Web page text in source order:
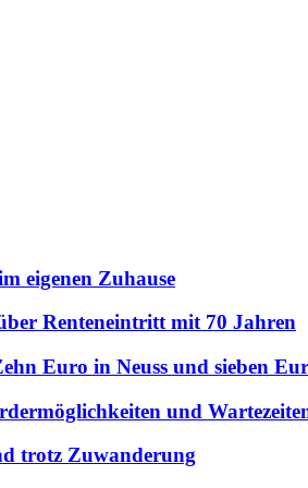
eigenen Zuhause
Renteneintritt mit 70 Jahren
Euro in Neuss und sieben
und
trotz Zuwanderung